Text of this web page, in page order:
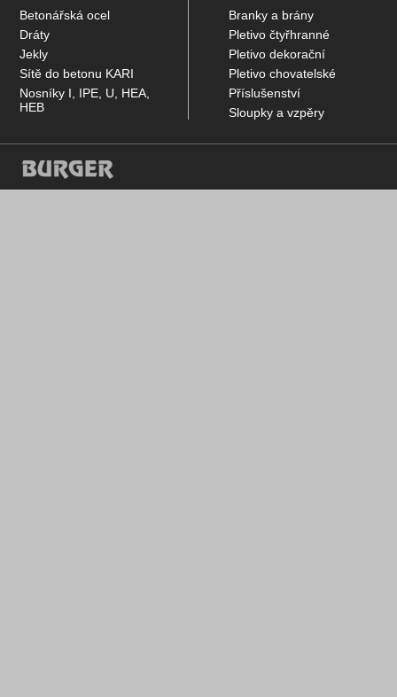
Betonářská ocel
Dráty
Jekly
Sítě do betonu KARI
Nosníky I, IPE, U, HEA,
HEB
Branky a brány
Pletivo čtyřhranné
Pletivo dekorační
Pletivo chovatelské
Příslušenství
Sloupky a vzpěry